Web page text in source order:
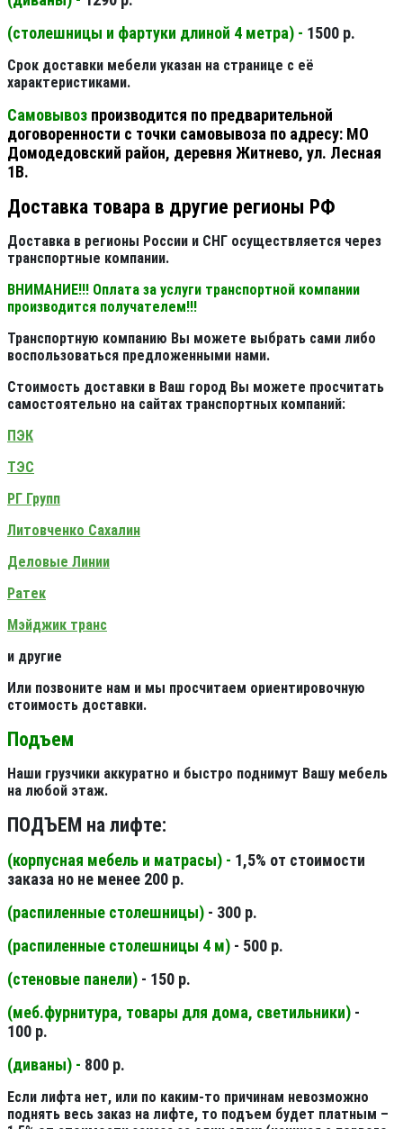
(столешницы и фартуки длиной 4 метра) - 1500 р.
Срок доставки мебели указан на странице с её
характеристиками.
Самовывоз производится по предварительной
договоренности с точки самовывоза по адресу: МО
Домодедовский район, деревня Житнево, ул. Лесная
1В.
Доставка товара в другие регионы РФ
Доставка в регионы России и СНГ осуществляется через
транспортные компании.
ВНИМАНИЕ!!! Оплата за услуги транспортной компании
производится получателем!!!
Транспортную компанию Вы можете выбрать сами либо
воспользоваться предложенными нами.
Стоимость доставки в Ваш город Вы можете просчитать
самостоятельно на сайтах транспортных компаний:
ПЭК
ТЭС
РГ Групп
Литовченко Сахалин
Деловые Линии
Ратек
Мэйджик транс
и другие
Или позвоните нам и мы просчитаем ориентировочную
стоимость доставки.
Подъем
Наши грузчики аккуратно и быстро поднимут Вашу мебель
на любой этаж.
ПОДЪЕМ на лифте:
(корпусная мебель и матрасы) - 1,5% от стоимости
заказа но не менее 200 р.
(распиленные столешницы) - 300 р.
(распиленные столешницы 4 м) - 500 р.
(стеновые панели) - 150 р.
(меб.фурнитура, товары для дома, светильники) -
100 р.
(диваны) - 800 р.
Если лифта нет, или по каким-то причинам невозможно
поднять весь заказ на лифте, то подъем будет платным –